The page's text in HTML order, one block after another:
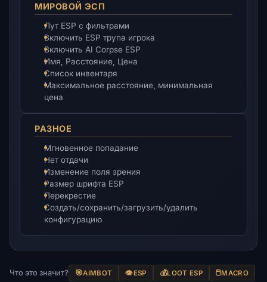
МИРОВОЙ ЭСП
Лут ESP с фильтрами
Включить ESP трупа игрока
Включить AI Corpse ESP
Имя, Расстояние, Цена
Список инвентаря
Максимальное расстояние, минимальная
цена
РАЗНОЕ
Мгновенное попадание
Нет отдачи
Изменение поля зрения
Размер шрифта ESP
Перекрестие
Создать/сохранить/загрузить/удалить
конфигурацию
Что это значит? 🎯AIMBOT 👁️ESP 💰LOOT ESP 🖱️MACRO